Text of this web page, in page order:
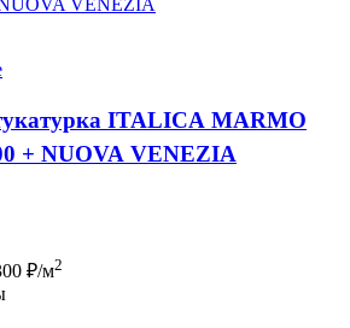
ITALICA MARMO
+ NUOVA VENEZIA
₽/м2